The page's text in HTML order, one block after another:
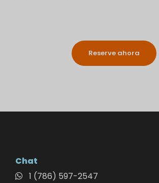
Reserve ahora
Chat
1 (786) 597-2547